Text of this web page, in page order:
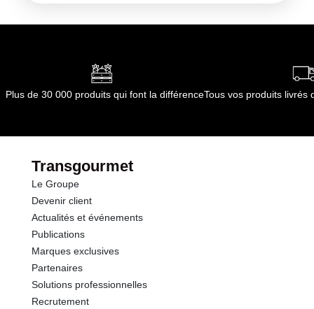
Plus de 30 000 produits qui font la différenceTous vos produits livrés
Transgourmet
Le Groupe
Devenir client
Actualités et événements
Publications
Marques exclusives
Partenaires
Solutions professionnelles
Recrutement